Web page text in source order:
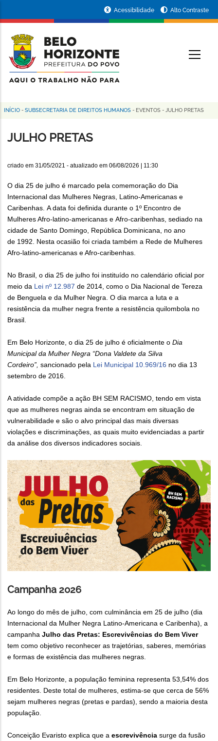
conteúdo
principal
da
Prefeitura
de
Horizonte
Acessibilidade Alto Contraste
Trilha
de
INÍCIO - SUBSECRETARIA DE DIREITOS HUMANOS - EVENTOS - JULHO PRETAS
JULHO PRETAS
criado em 31/05/2021 - atualizado em 06/08/2026 | 11:30
O dia 25 de julho é marcado pela comemoração do Dia
Internacional das Mulheres Negras, Latino-Americanas e
Caribenhas. A data foi definida durante o 1º Encontro de
Mulheres Afro-latino-americanas e Afro-caribenhas, sediado na
cidade de Santo Domingo, República Dominicana, no ano
de 1992. Nesta ocasião foi criada também a Rede de Mulheres
Afro-latino-americanas e Afro-caribenhas.
No Brasil, o dia 25 de julho foi instituído no calendário oficial por
meio da Lei nº 12.987 de 2014, como o Dia Nacional de Tereza
de Benguela e da Mulher Negra. O dia marca a luta e a
resistência da mulher negra frente a resistência quilombola no
Brasil.
Em Belo Horizonte, o dia 25 de julho é oficialmente o Dia
Municipal da Mulher Negra “Dona Valdete da Silva
Cordeiro”, sancionado pela Lei Municipal 10.969/16 no dia 13
setembro de 2016.
A atividade compõe a ação BH SEM RACISMO, tendo em vista
que as mulheres negras ainda se encontram em situação de
vulnerabilidade e são o alvo principal das mais diversas
violações e discriminações, as quais muito evidenciadas a partir
da análise dos diversos indicadores sociais.
Campanha 2026
Ao longo do mês de julho, com culminância em 25 de julho (dia
Internacional da Mulher Negra Latino-Americana e Caribenha), a
campanha Julho das Pretas: Escrevivências do Bem Viver
tem como objetivo reconhecer as trajetórias, saberes, memórias
e formas de existência das mulheres negras.
Em Belo Horizonte, a população feminina representa 53,54% dos
residentes. Deste total de mulheres, estima-se que cerca de 56%
sejam mulheres negras (pretas e pardas), sendo a maioria desta
população.
Conceição Evaristo explica que a escrevivência surge da fusão